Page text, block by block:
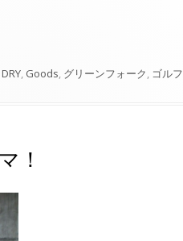
DRY, Goods, グリーンフォーク, ゴルフ
！